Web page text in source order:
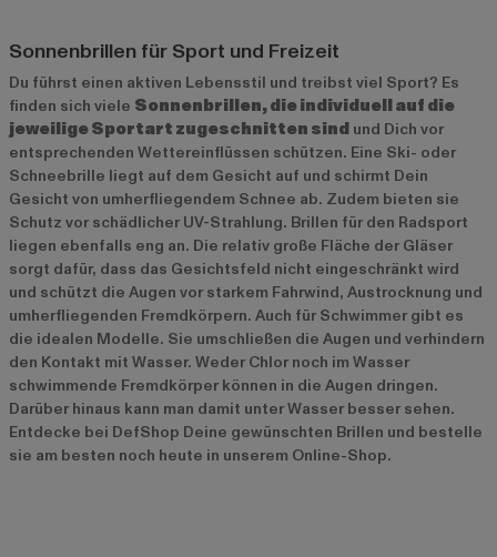
Sonnenbrillen für Sport und Freizeit
Du führst einen aktiven Lebensstil und treibst viel Sport? Es
finden sich viele Sonnenbrillen, die individuell auf die
jeweilige Sportart zugeschnitten sind und Dich vor
entsprechenden Wettereinflüssen schützen. Eine Ski- oder
Schneebrille liegt auf dem Gesicht auf und schirmt Dein
Gesicht von umherfliegendem Schnee ab. Zudem bieten sie
Schutz vor schädlicher UV-Strahlung. Brillen für den Radsport
liegen ebenfalls eng an. Die relativ große Fläche der Gläser
sorgt dafür, dass das Gesichtsfeld nicht eingeschränkt wird
und schützt die Augen vor starkem Fahrwind, Austrocknung und
umherfliegenden Fremdkörpern. Auch für Schwimmer gibt es
die idealen Modelle. Sie umschließen die Augen und verhindern
den Kontakt mit Wasser. Weder Chlor noch im Wasser
schwimmende Fremdkörper können in die Augen dringen.
Darüber hinaus kann man damit unter Wasser besser sehen.
Entdecke bei DefShop Deine gewünschten Brillen und bestelle
sie am besten noch heute in unserem Online-Shop.